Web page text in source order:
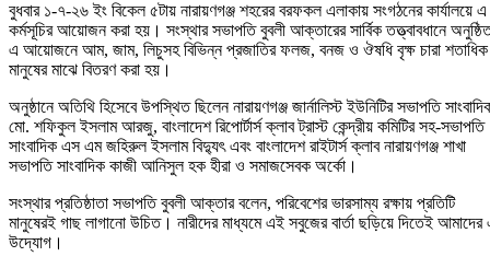
বুধবার ১-৭-২৬ ইং বিকেল ৫টায় নারায়ণগঞ্জ শহরের বরফকল এলাকায় সংগঠনের কার্যালয়ে এ
কর্মসূচির আয়োজন করা হয়। সংস্থার সভাপতি বুবলী আক্তারের সার্বিক তত্ত্বাবধানে
এ আয়োজনে আম, জাম, লিচুসহ বিভিন্ন প্রজাতির ফলজ, বনজ ও ঔষধি বৃক্ষ চারা শতাধিক
মানুষের মাঝে বিতরণ করা হয়।
অনুষ্ঠানে অতিথি হিসেবে উপস্থিত ছিলেন নারায়ণগঞ্জ জার্নালিস্ট ইউনিটির সভাপতি
মো. শফিকুল ইসলাম আরজু, বাংলাদেশ রিপোর্টার্স ক্লাব ট্রাস্ট কেন্দ্রীয় কমিটির সহ-সভাপতি
সাংবাদিক এস এম জহিরুল ইসলাম বিদ্যুৎ এবং বাংলাদেশ রাইটার্স ক্লাব নারায়ণগঞ্জ শাখা
সভাপতি সাংবাদিক কাজী আনিসুল হক হীরা ও সমাজসেবক অর্কো।
সংস্থার প্রতিষ্ঠাতা সভাপতি বুবলী আক্তার বলেন, পরিবেশের ভারসাম্য রক্ষায় প্রতিটি
মানুষেরই গাছ লাগানো উচিত। নারীদের মাধ্যমে এই সবুজের বার্তা ছড়িয়ে দিতেই আমাদের
উদ্যোগ।